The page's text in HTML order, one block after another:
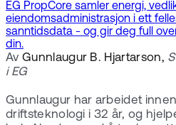
EG PropCore samler energi,
eiendomsadministrasjon i ett
sanntidsdata - og gir deg full
din.
Av Gunnlaugur B. Hjartarson,
i EG
Gunnlaugur har arbeidet
driftsteknologi i 32 år, og